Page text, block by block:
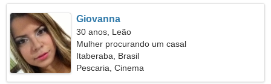
Giovanna
30 anos, Leão
Mulher procurando um casal
Itaberaba, Brasil
Pescaria, Cinema